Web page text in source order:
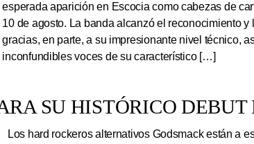
esperada aparición en Escocia como cabezas de
10 de agosto. La banda alcanzó el reconocimiento y
gracias, en parte, a su impresionante nivel técnico,
inconfundibles voces de su característico […]
SU HISTÓRICO DEBUT
Los hard rockeros alternativos Godsmack están a